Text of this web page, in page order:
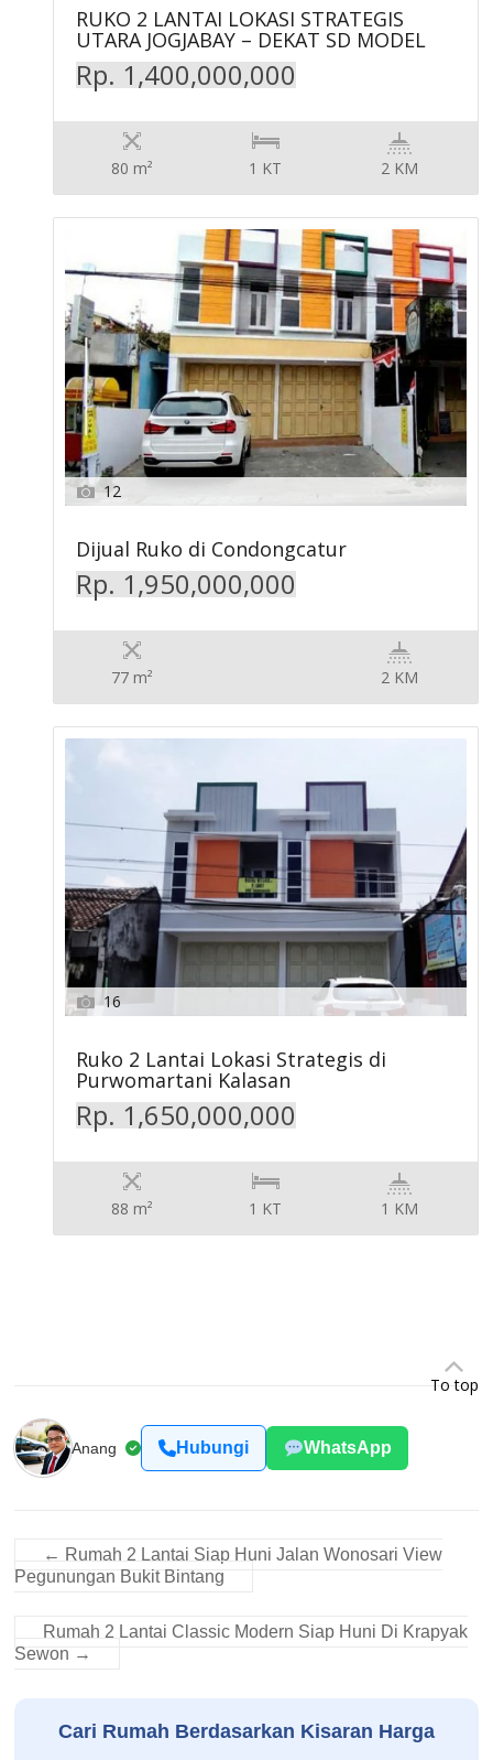
RUKO 2 LANTAI LOKASI STRATEGIS
UTARA JOGJABAY – DEKAT SD MODEL
Rp. 1,400,000,000
80 m² 1 KT 2 KM
12
Dijual Ruko di Condongcatur
Rp. 1,950,000,000
77 m² 2 KM
16
Ruko 2 Lantai Lokasi Strategis di
Purwomartani Kalasan
Rp. 1,650,000,000
88 m² 1 KT 1 KM
To top
Anang Hubungi WhatsApp
← Rumah 2 Lantai Siap Huni Jalan Wonosari View
Pegunungan Bukit Bintang
Rumah 2 Lantai Classic Modern Siap Huni Di Krapyak
Sewon →
Cari Rumah Berdasarkan Kisaran Harga